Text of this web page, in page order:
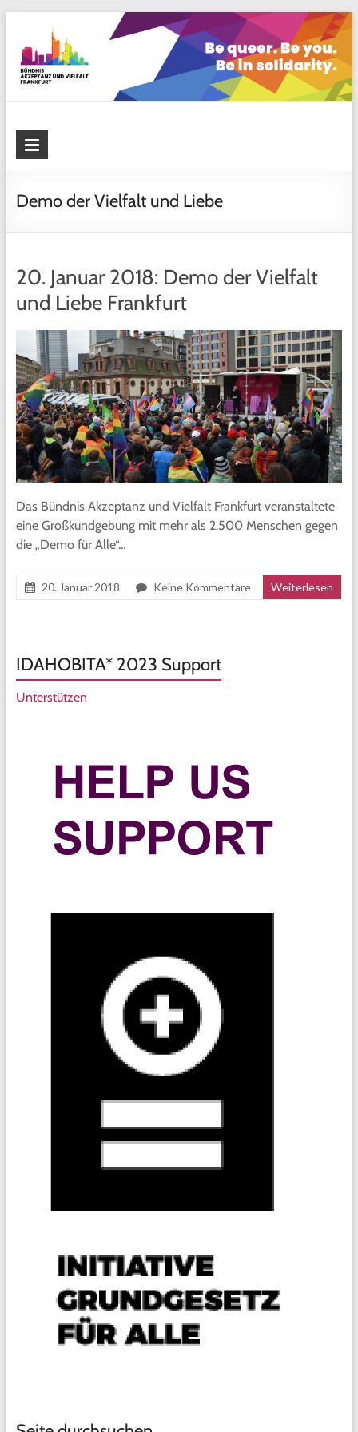
content
Bündnis Akzeptanz und Vielfalt
Demo der Vielfalt und Liebe
20. Januar 2018: Demo der Vielfalt
und Liebe Frankfurt
Das Bündnis Akzeptanz und Vielfalt Frankfurt veranstaltete
eine Großkundgebung mit mehr als 2.500 Menschen gegen
die „Demo für Alle“…
20. Januar 2018 Keine Kommentare Weiterlesen
IDAHOBITA* 2023 Support
Unterstützen